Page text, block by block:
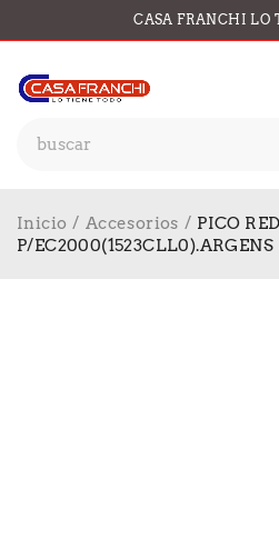
CASA FRANCHI LO
Inicio / Accesorios / PICO
P/EC2000(1523CLL0).ARGENS